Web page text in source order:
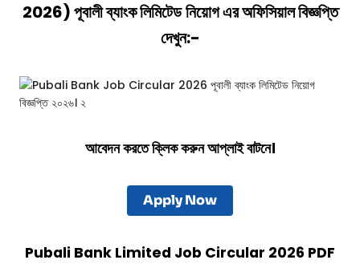
2026)পূবালী ব্যাংক লিমিটেডনিয়োগ এর অফিসিয়াল বিজ্ঞপ্তি
দেখুন:-
আবেদন করতে ক্লিক করুন আপ্লাই বাটনে।
Apply Now
Pubali Bank Limited Job Circular 2026 PDF